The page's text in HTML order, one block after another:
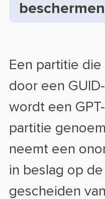
Een partitie
door een
wordt een
partitie
neemt een
in beslag op
gescheiden